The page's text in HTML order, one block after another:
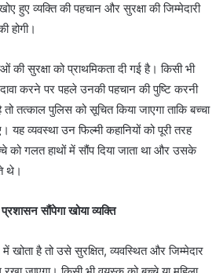
हुए व्यक्ति की पहचान और सुरक्षा की जिम्मेदारी
होगी।
की सुरक्षा को प्राथमिकता दी गई है। किसी भी
करने पर पहले उनकी पहचान की पुष्टि करनी
तत्काल पुलिस को सूचित किया जाएगा ताकि बच्चा
यह व्यवस्था उन फिल्मी कहानियों को पूरी तरह
को गलत हाथों में सौंप दिया जाता था और उसके
थे।
सौंपेगा खोया व्यक्ति
है तो उसे सुरक्षित, व्यवस्थित और जिम्मेदार